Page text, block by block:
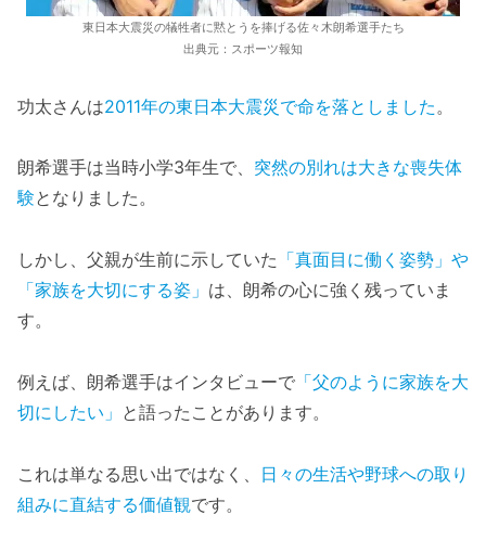
東日本大震災の犠牲者に黙とうを捧げる佐々木朗希選手たち
出典元：スポーツ報知
功太さんは2011年の東日本大震災で命を落としました 。
朗希選手は当時小学3年生で、 突然の別れは大きな喪失体
験となりました。
しかし、父親が生前に示していた 「真面目に働く姿勢」や
「家族を大切にする姿」 は、朗希の心に強く残っていま
す。
例えば、朗希選手はインタビューで 「父のように家族を大
切にしたい」 と語ったことがあります。
これは単なる思い出ではなく、 日々の生活や野球への取り
組みに直結する価値観です。